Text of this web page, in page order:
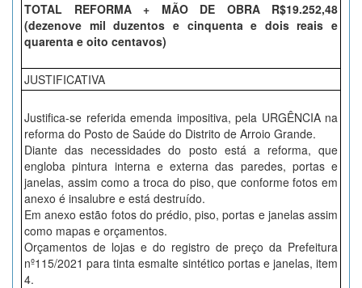
TOTAL REFORMA + MÃO DE OBRA R$19.252,48
(dezenove mil duzentos e cinquenta e dois reais e
quarenta e oito centavos)
JUSTIFICATIVA
Justifica-se referida emenda impositiva, pela URGÊNCIA na
reforma do Posto de Saúde do Distrito de Arroio Grande.
Diante das necessidades do posto está a reforma, que
engloba pintura interna e externa das paredes, portas e
janelas, assim como a troca do piso, que conforme fotos em
anexo é insalubre e está destruído.
Em anexo estão fotos do prédio, piso, portas e janelas assim
como mapas e orçamentos.
Orçamentos de lojas e do registro de preço da Prefeitura
nº115/2021 para tinta esmalte sintético portas e janelas, item
4.